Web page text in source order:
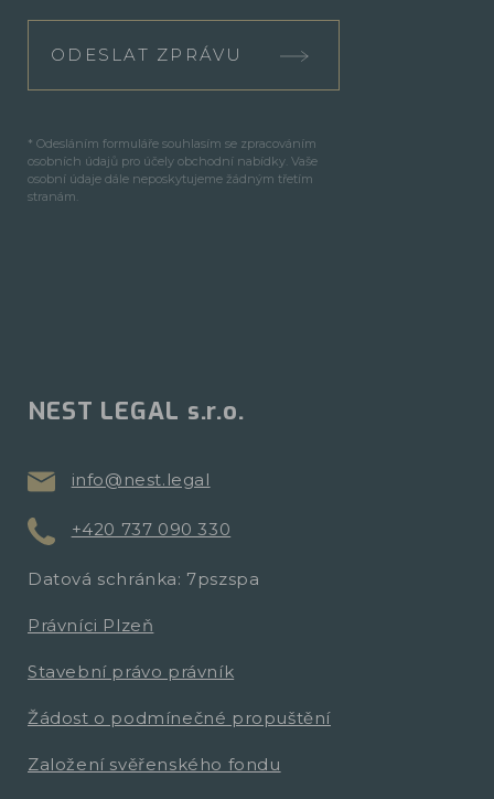
ODESLAT ZPRÁVU
* Odesláním formuláře souhlasím se zpracováním
osobních údajů pro účely obchodní nabídky. Vaše
osobní údaje dále neposkytujeme žádným třetím
stranám.
NEST LEGAL s.r.o.
info@nest.legal
+420 737 090 330
Datová schránka: 7pszspa
Právníci Plzeň
Stavební právo právník
Žádost o podmínečné propuštění
Založení svěřenského fondu